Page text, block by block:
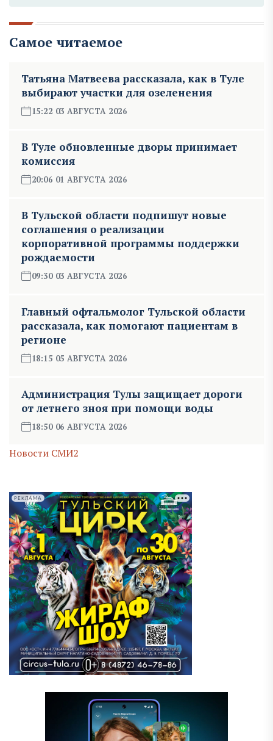
Самое читаемое
Татьяна Матвеева рассказала, как в Туле
выбирают участки для озеленения
15:22 03 АВГУСТА 2026
В Туле обновленные дворы принимает
комиссия
20:06 01 АВГУСТА 2026
В Тульской области подпишут новые
соглашения о реализации
корпоративной программы поддержки
рождаемости
09:30 03 АВГУСТА 2026
Главный офтальмолог Тульской области
рассказала, как помогают пациентам в
регионе
18:15 05 АВГУСТА 2026
Администрация Тулы защищает дороги
от летнего зноя при помощи воды
18:50 06 АВГУСТА 2026
Новости СМИ2
РЕКЛАМА